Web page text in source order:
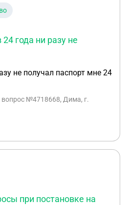
паспорта отсутствие
года ни разу не
не получал паспорт мне 24
вопрос №4718668, Дима, г.
при постановке на